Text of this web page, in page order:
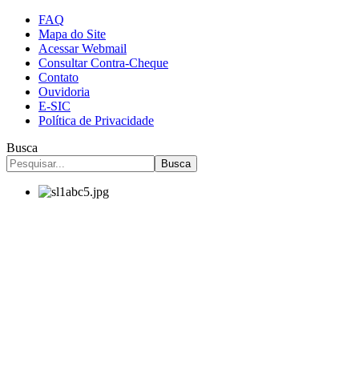
FAQ
Mapa do Site
Acessar Webmail
Consultar Contra-Cheque
Contato
Ouvidoria
E-SIC
Política de Privacidade
Busca
Busca